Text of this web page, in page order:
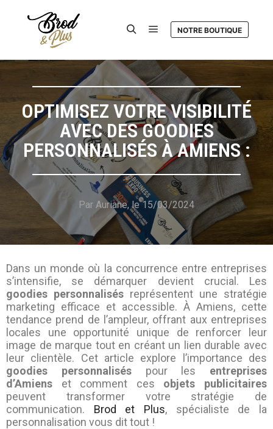
NOTRE BOUTIQUE
OPTIMISEZ VOTRE VISIBILITÉ
AVEC DES GOODIES
PERSONNALISÉS À AMIENS :
Par Auriane, le 15/03/2024
Dans un monde où la concurrence entre entreprises
s’intensifie, se démarquer devient crucial. Les
goodies personnalisés représentent une stratégie
marketing efficace et accessible. À Amiens, cette
tendance prend de l’ampleur, offrant aux entreprises
locales une opportunité unique de renforcer leur
image de marque tout en créant un lien durable avec
leur clientèle. Cet article explore l’importance des
goodies personnaliséspour les entreprises
d’Amiens et comment ces objets publicitaires
peuvent transformer votre stratégie de
communication. Brod et Plus, spécialiste de la
personnalisation vous dit tout !